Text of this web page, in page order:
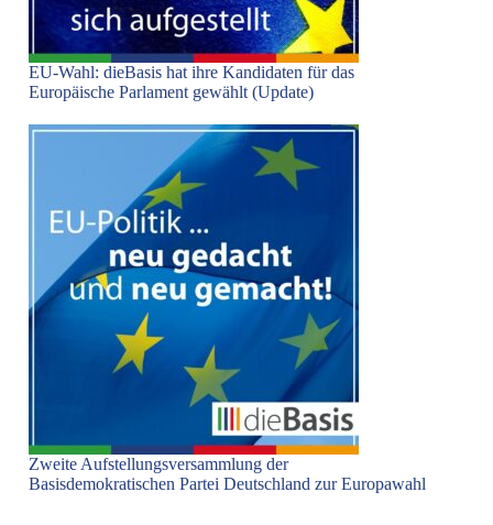
EU-Wahl: dieBasis hat ihre Kandidaten für das
Europäische Parlament gewählt (Update)
Zweite Aufstellungsversammlung der
Basisdemokratischen Partei Deutschland zur Europawahl